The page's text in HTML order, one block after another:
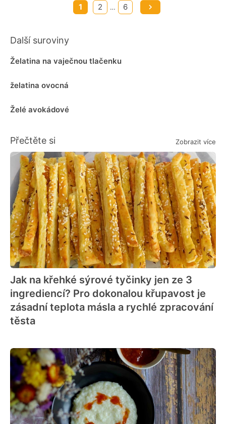
1 2 … 6
Další suroviny
Želatina na vaječnou tlačenku
želatina ovocná
Želé avokádové
Přečtěte si Zobrazit více
Jak na křehké sýrové tyčinky jen ze 3
ingrediencí? Pro dokonalou křupavost je
zásadní teplota másla a rychlé zpracování
těsta